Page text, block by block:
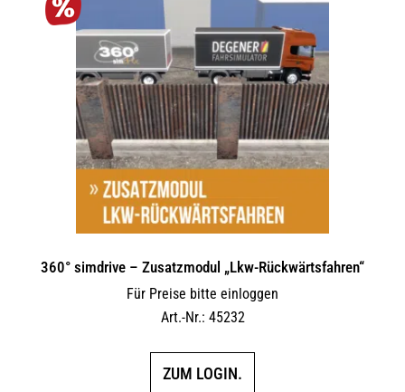
360° simdrive – Zusatzmodul „Lkw-Rückwärtsfahren“
Für Preise bitte einloggen
Art.-Nr.: 45232
ZUM LOGIN.